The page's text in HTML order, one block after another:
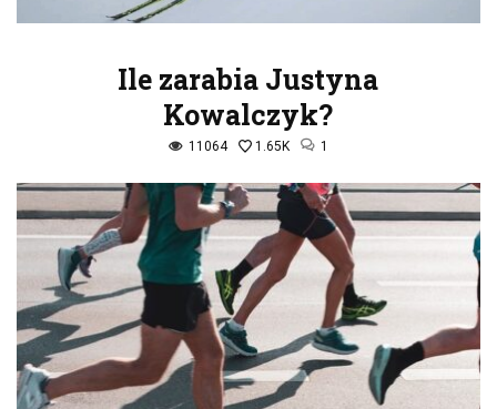
Ile zarabia Justyna
Kowalczyk?
11064 1.65K 1